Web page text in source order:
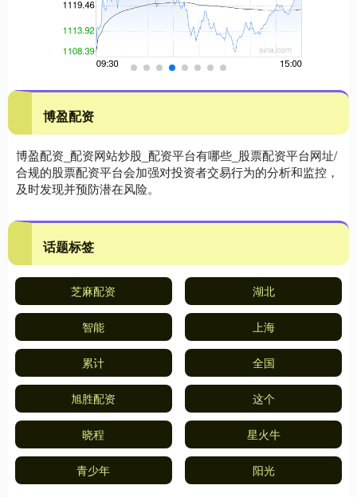
博盈配资
博盈配资_配资网站炒股_配资平台有哪些_股票配资平台网址/
合规的股票配资平台会加强对投资者交易行为的分析和监控，
及时发现并预防潜在风险。
话题标签
芝麻配资 湖北
智能 上海
累计 全国
旭胜配资 这个
晓程 星火牛
青少年 阳光